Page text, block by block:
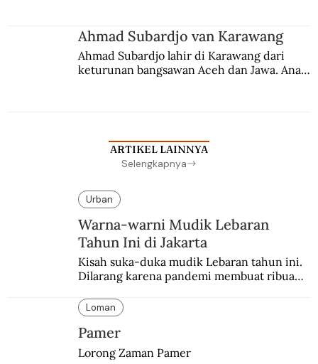
Ahmad Subardjo van Karawang
Ahmad Subardjo lahir di Karawang dari
keturunan bangsawan Aceh dan Jawa. Anak
ARTIKEL LAINNYA
Selengkapnya
Urban
Warna-warni Mudik Lebaran
Tahun Ini di Jakarta
Kisah suka-duka mudik Lebaran tahun ini.
Dilarang karena pandemi membuat ribuan
kampung lebih awal.
Loman
Pamer
Lorong Zaman Pamer